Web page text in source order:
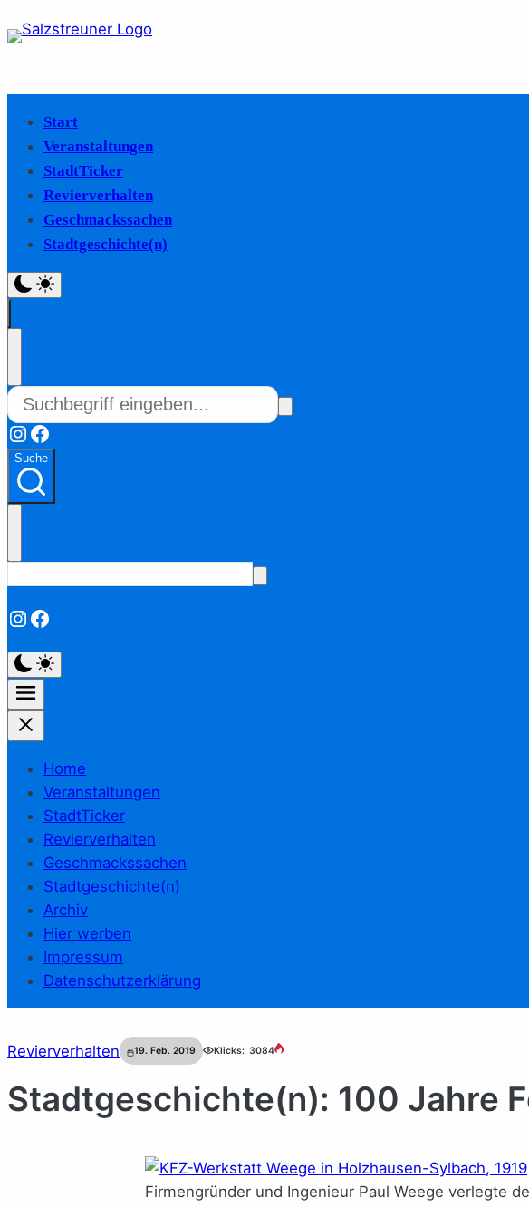
Start
Veranstaltungen
StadtTicker
Revierverhalten
Geschmackssachen
Stadtgeschichte(n)
Instagram
Facebook
Suche
Instagram
Facebook
Home
Veranstaltungen
StadtTicker
Revierverhalten
Geschmackssachen
Stadtgeschichte(n)
Archiv
Hier werben
Impressum
Datenschutzerklärung
Revierverhalten 19. Feb. 2019 Klicks: 3084
Stadtgeschichte(n): 100 Jahre
Firmengründer und Ingenieur Paul Weege verlegte